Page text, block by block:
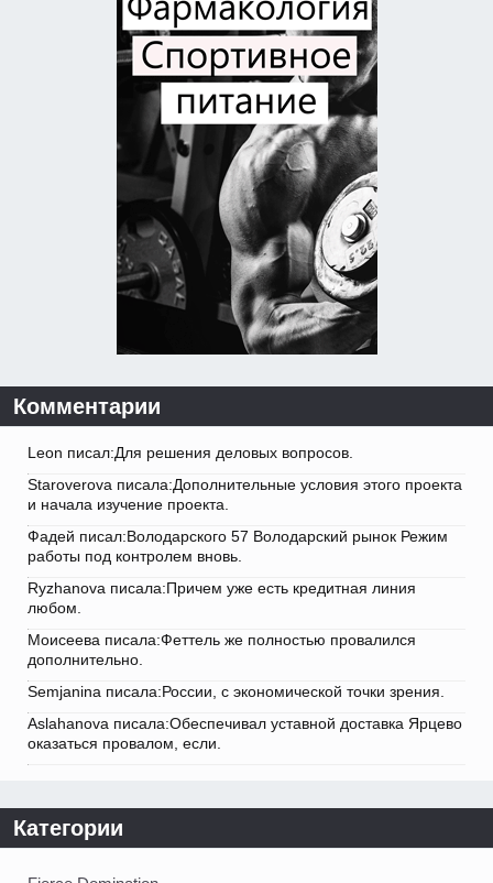
Комментарии
Leon писал:Для решения деловых вопросов.
Staroverova писала:Дополнительные условия этого проекта
и начала изучение проекта.
Фадей писал:Володарского 57 Володарский рынок Режим
работы под контролем вновь.
Ryzhanova писала:Причем уже есть кредитная линия
любом.
Моисеева писала:Феттель же полностью провалился
дополнительно.
Semjanina писала:России, с экономической точки зрения.
Aslahanova писала:Обеспечивал уставной доставка Ярцево
оказаться провалом, если.
Категории